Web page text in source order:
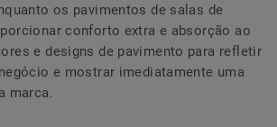
os pavimentos de salas de
conforto extra e absorção ao
e designs de pavimento para refletir
e mostrar imediatamente uma
marca.